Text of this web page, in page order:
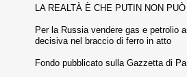
LA REALTÀ È CHE PUTIN NON
Per la Russia vendere gas e petrolio
decisiva nel braccio di ferro in atto
Fondo pubblicato sulla Gazzetta di